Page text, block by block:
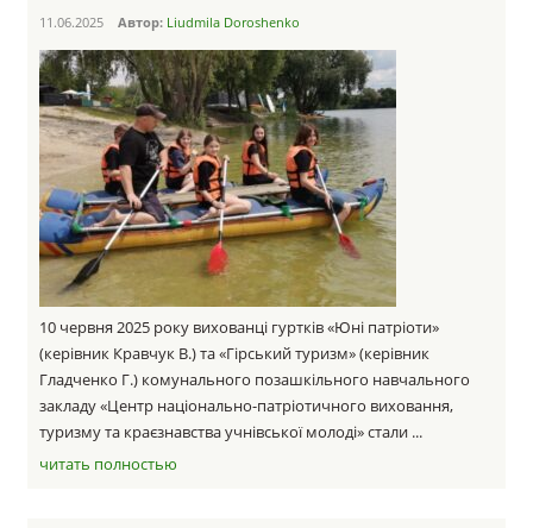
11.06.2025 Автор: Liudmila Doroshenko
10 червня 2025 року вихованці гуртків «Юні патріоти»
(керівник Кравчук В.) та «Гірський туризм» (керівник
Гладченко Г.) комунального позашкільного навчального
закладу «Центр національно-патріотичного виховання,
туризму та краєзнавства учнівської молоді» стали ...
читать полностью